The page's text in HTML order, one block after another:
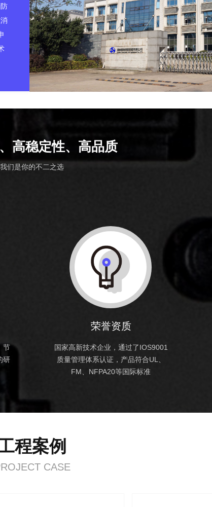
高稳定性、高品质
我们是你的不二之选
节
研
荣誉资质
国家高新技术企业，通过了IOS9001
质量管理体系认证，产品符合UL、
FM、NFPA20等国际标准
程案例
CASE